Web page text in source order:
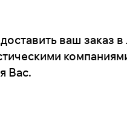
ваш заказ
Вас.